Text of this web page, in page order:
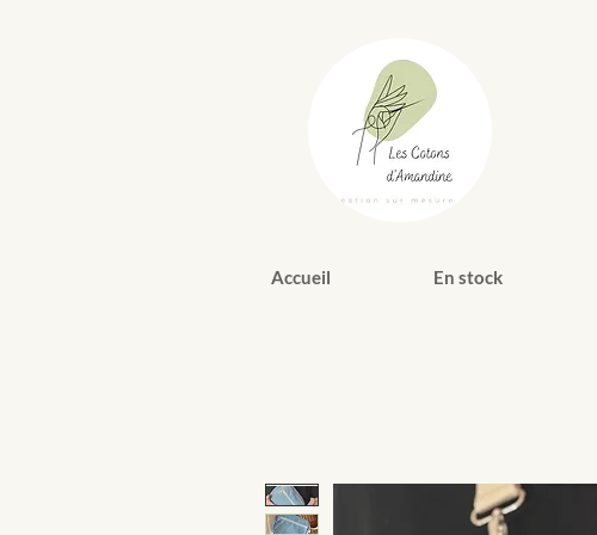
Accueil En stock